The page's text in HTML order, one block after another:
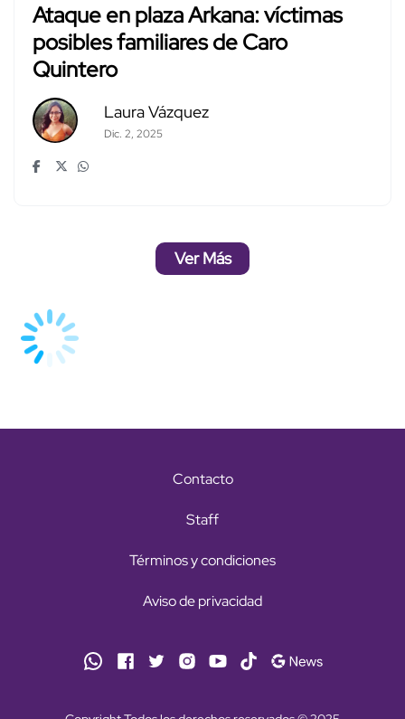
Ataque en plaza Arkana: víctimas
posibles familiares de Caro
Quintero
Laura Vázquez
Dic. 2, 2025
Ver Más
Contacto
Staff
Términos y condiciones
Aviso de privacidad